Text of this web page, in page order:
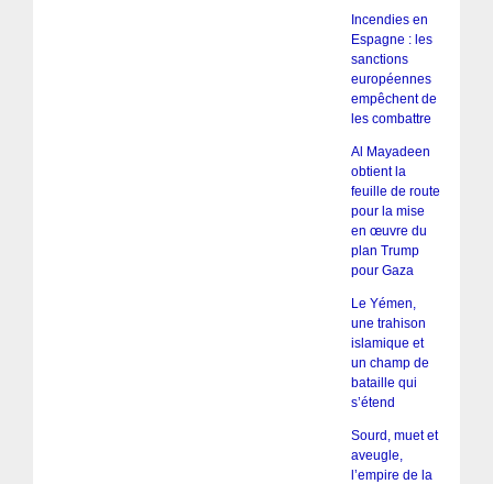
Incendies en
Espagne : les
sanctions
européennes
empêchent de
les combattre
Al Mayadeen
obtient la
feuille de route
pour la mise
en œuvre du
plan Trump
pour Gaza
Le Yémen,
une trahison
islamique et
un champ de
bataille qui
s’étend
Sourd, muet et
aveugle,
l’empire de la